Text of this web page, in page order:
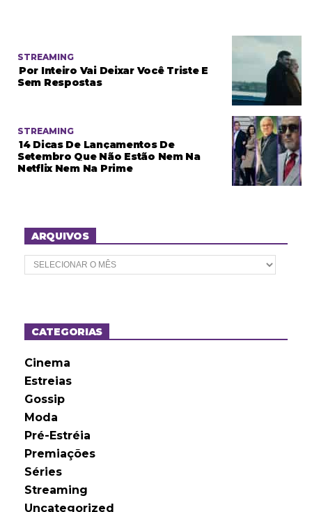
STREAMING
Por Inteiro Vai Deixar Você Triste E
Sem Respostas
STREAMING
14 Dicas De Lançamentos De
Setembro Que Não Estão Nem Na
Netflix Nem Na Prime
ARQUIVOS
A
r
o
sCATEGORIAS
Cinema
Estreias
Gossip
Moda
Pré-Estréia
Premiações
Séries
Streaming
Uncategorized